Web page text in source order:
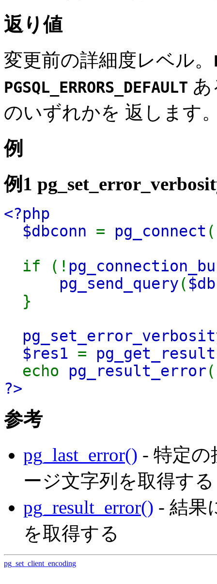
返り値
変更前の詳細度レベル。
PGSQL_ERRORS_DEFAULT
のいずれかを 返します
例
例1
<?php
$dbconn = pg_connect (
if (!
pg_send_query(
}
$res1 = pg_get_result
echo pg_result_error(
?>
参考
pg_last_error() - 特定
ージ文字列を取得する
pg_result_error() - 結果
を取得する
pg_set_client_encoding